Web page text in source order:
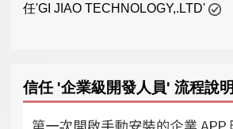
任'GI JIAO TECHNOLOGY,.LTD'
信任 '企業級開發人員' 流程說明